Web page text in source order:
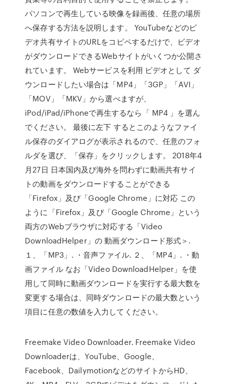
パソコンで再生している映像を録画後、任意の場所
へ保存する方法を説明します。 YouTubeなどのビ
デオ共有サイトのURLをコピペするだけで、ビデオ
がダウンロードできるWebサイトがいくつか公開さ
れています。 Webサービスを利用 ビデオとして ダ
ウンロードしたい場合は「MP4」「3GP」「AVI」
「MOV」「MKV」から選べますが、
iPod/iPad/iPhoneで再生するなら「 MP4 」を選ん
でください。 最後に左下 するとこのようなファイ
ル保存のダイアログが表示されるので、任意のフォ
ルダを選び、「保存」をクリックします。 2018年4
月27日 日本国内及び海外を問わずに動画共有サイ
トの動画をダウンロードすることができる
「Firefox」及び「Google Chrome」に対応 この
ように「Firefox」及び「Google Chrome」という
両方のWebブラウザに対応する「Video
DownloadHelper」の 動画ダウンロード形式＞.
１、「MP3」. ・音声ファイル. ２、「MP4」. ・動
画ファイル なお「Video DownloadHelper」を使
用して同時に動画ダウンロードを実行する最大数を
変更する場合は、同時ダウンロードの最大数という
項目に任意の数値を入力してください。
Freemake Video Downloader. Freemake Video
Downloaderは、YouTube、Google、
Facebook、DailymotionなどのサイトからHD、